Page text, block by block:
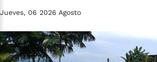
Jueves, 06 2026 Agosto